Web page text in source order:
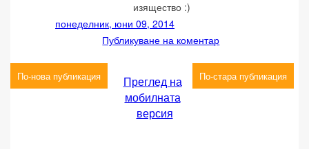
изящество :)
понеделник, юни 09, 2014
Публикуване на коментар
По-нова публикация По-стара публикация
Преглед на
мобилната
версия